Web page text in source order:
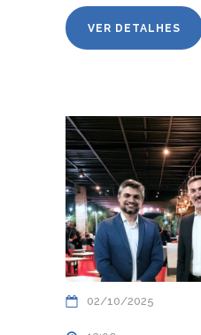
VER DETALHES
02/10/2025